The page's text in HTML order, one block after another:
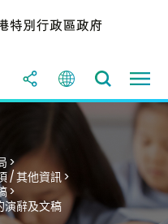
>
/ 其他資訊 >
>
演辭及文稿